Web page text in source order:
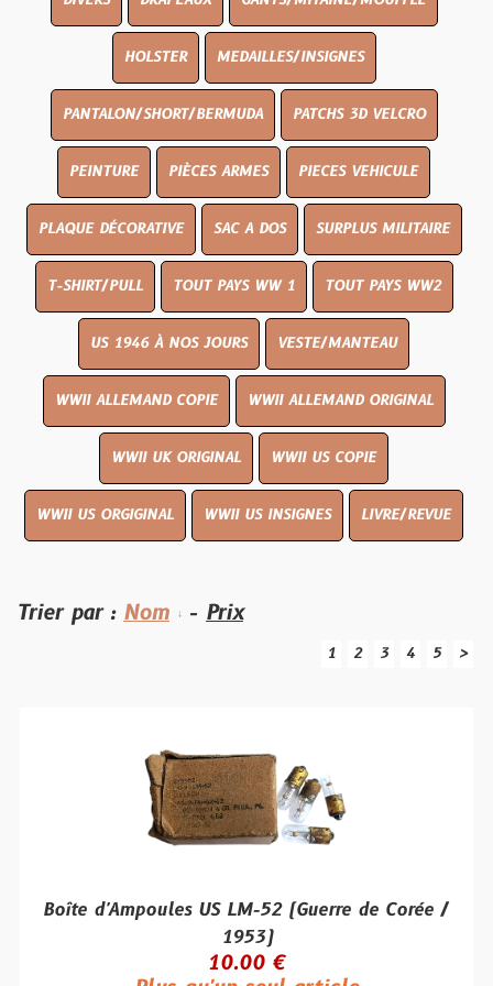
HOLSTER MEDAILLES/INSIGNES
PANTALON/SHORT/BERMUDA PATCHS 3D VELCRO
PEINTURE PIÈCES ARMES PIECES VEHICULE
PLAQUE DÉCORATIVE SAC A DOS SURPLUS MILITAIRE
T-SHIRT/PULL TOUT PAYS WW 1 TOUT PAYS WW2
US 1946 À NOS JOURS VESTE/MANTEAU
WWII ALLEMAND COPIE WWII ALLEMAND ORIGINAL
WWII UK ORIGINAL WWII US COPIE
WWII US ORGIGINAL WWII US INSIGNES LIVRE/REVUE
Trier par : Nom - Prix
1 2 3 4 5 >
Boîte d'Ampoules US LM-52 (Guerre de Corée /
1953)
10.00 €